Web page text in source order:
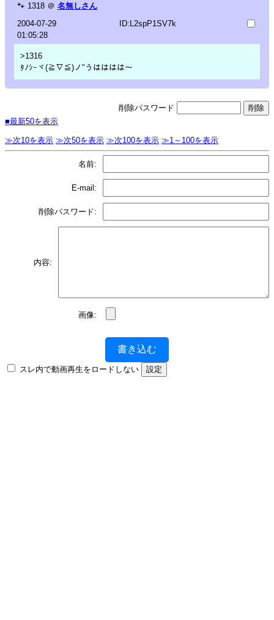
🐾 1318 ＠ 名無しさん
2004-07-29
01:05:28
ID:L2spP1SV7k
>1316
ﾀﾉｼｰヾ(≧∇≦)ノ"うはははは～
削除パスワード
■最新50を表示
≫次10を表示 ≫次50を表示 ≫次100を表示 ≫1～100を表示
名前:
E-mail:
削除パスワード:
内容:
画像:
書き込む
スレ内で動画再生をロードしない